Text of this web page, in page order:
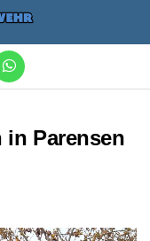
in Parensen